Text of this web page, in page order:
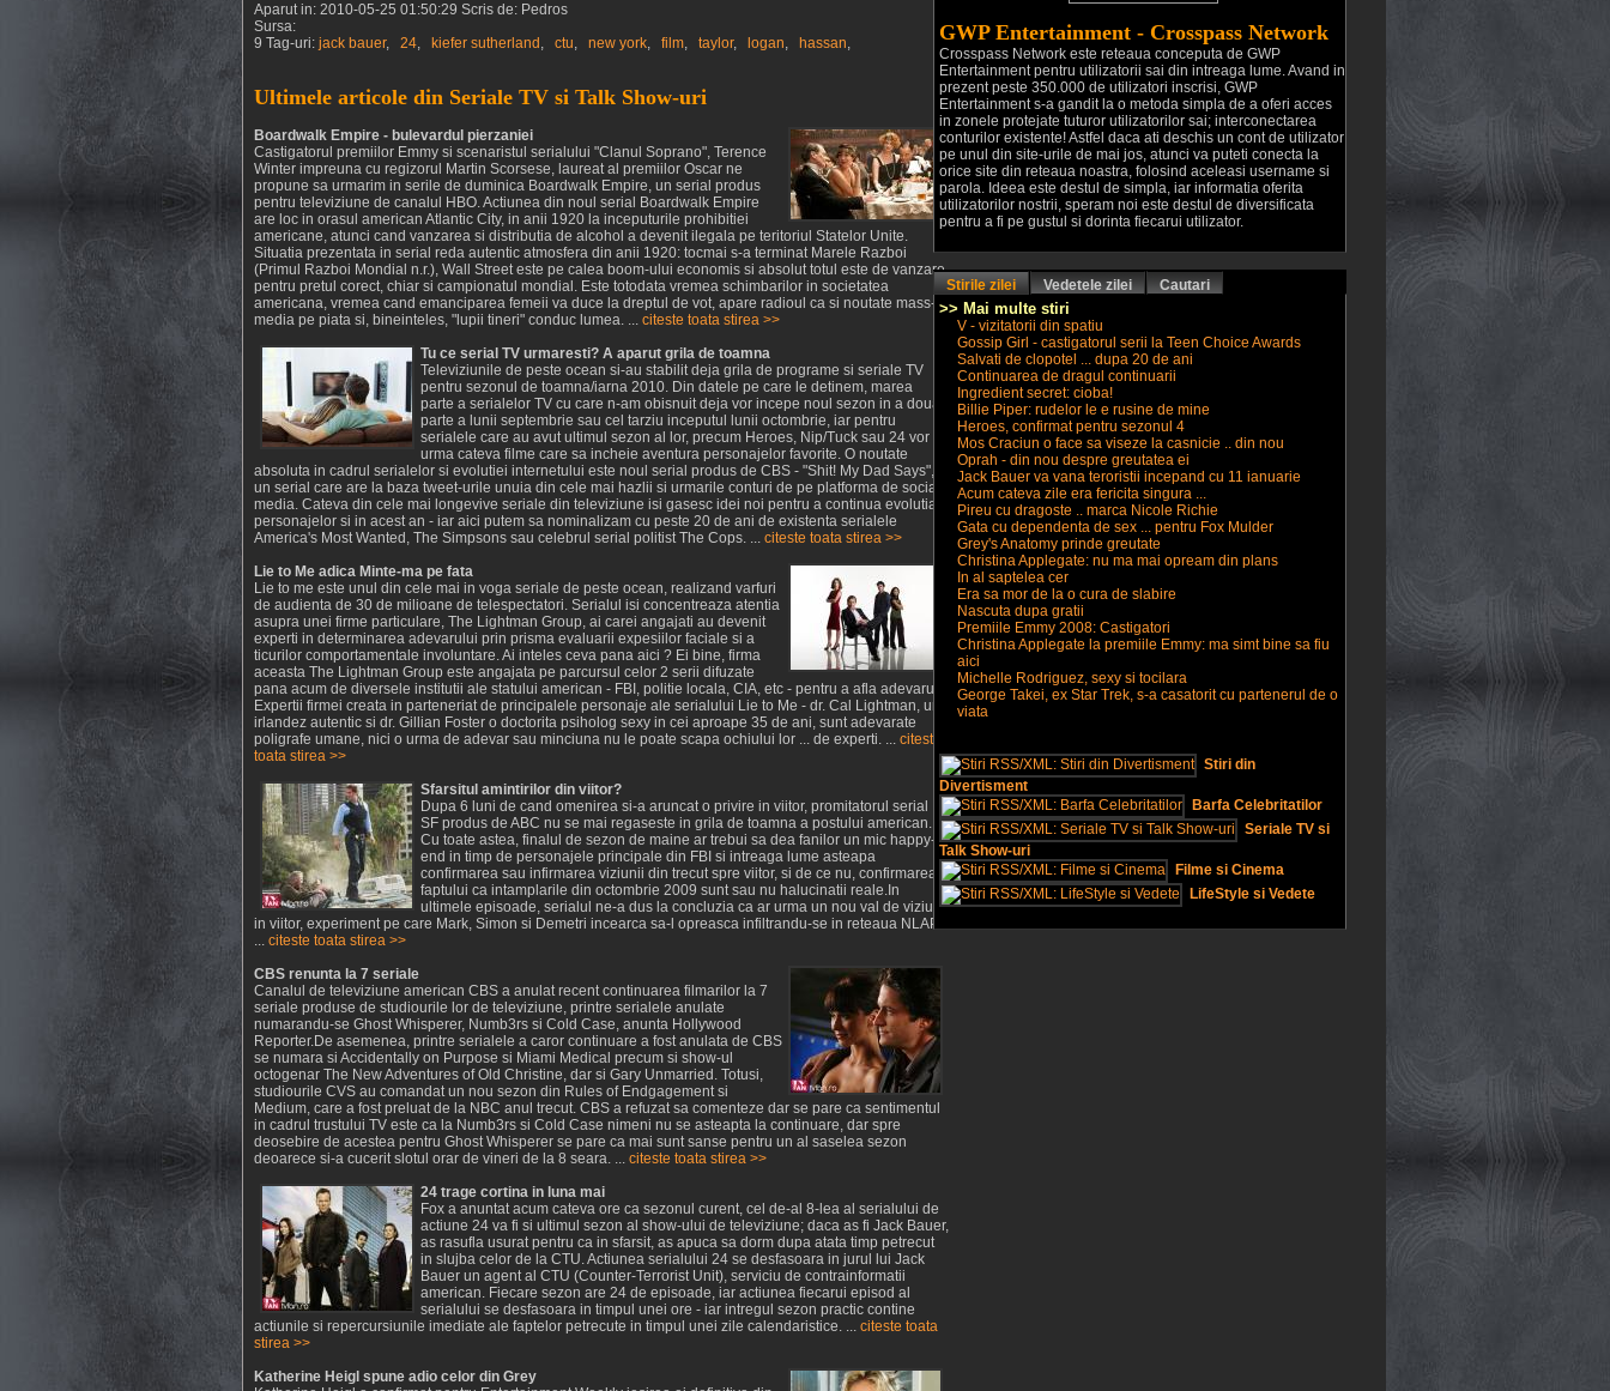
Aparut in: 2010-05-25 01:50:29 Scris de: Pedros
Sursa:
9 Tag-uri: jack bauer, 24, kiefer sutherland , ctu, new york, film, taylor, logan, hassan,
Ultimele articole din Seriale TV si Talk Show-uri
Boardwalk Empire - bulevardul pierzaniei
Castigatorul premiilor Emmy si scenaristul serialului "Clanul Soprano", Terence
Winter impreuna cu regizorul Martin Scorsese, laureat al premiilor Oscar ne
propune sa urmarim in serile de duminica Boardwalk Empire, un serial produs
pentru televiziune de canalul HBO. Actiunea din noul serial Boardwalk Empire
are loc in orasul american Atlantic City, in anii 1920 la inceputurile prohibitiei
americane, atunci cand vanzarea si distributia de alcohol a devenit ilegala pe teritoriul Statelor Unite.
Situatia prezentata in serial reda autentic atmosfera din anii 1920: tocmai s-a terminat Marele Razboi
(Primul Razboi Mondial n.r.), Wall Street este pe calea boom-ului economis si absolut totul este de vanzare,
pentru pretul corect, chiar si campionatul mondial. Este totodata vremea schimbarilor in societatea
americana, vremea cand emanciparea femeii va duce la dreptul de vot, apare radioul ca si noutate mass-
media pe piata si, bineinteles, "lupii tineri" conduc lumea. ... citeste toata stirea >>
Tu ce serial TV urmaresti? A aparut grila de toamna
Televiziunile de peste ocean si-au stabilit deja grila de programe si seriale TV
pentru sezonul de toamna/iarna 2010. Din datele pe care le detinem, marea
parte a serialelor TV cu care n-am obisnuit deja vor incepe noul sezon in a doua
parte a lunii septembrie sau cel tarziu inceputul lunii octombrie, iar pentru
serialele care au avut ultimul sezon al lor, precum Heroes, Nip/Tuck sau 24 vor
urma cateva filme care sa incheie aventura personajelor favorite. O noutate
absoluta in cadrul serialelor si evolutiei internetului este noul serial produs de CBS - "Shit! My Dad Says",
un serial care are la baza tweet-urile unuia din cele mai hazlii si urmarile conturi de pe platforma de social
media. Cateva din cele mai longevive seriale din televiziune isi gasesc idei noi pentru a continua evolutia
personajelor si in acest an - iar aici putem sa nominalizam cu peste 20 de ani de existenta serialele
America's Most Wanted, The Simpsons sau celebrul serial politist The Cops. ... citeste toata stirea >>
Lie to Me adica Minte-ma pe fata
Lie to me este unul din cele mai in voga seriale de peste ocean, realizand varfuri
de audienta de 30 de milioane de telespectatori. Serialul isi concentreaza atentia
asupra unei firme particulare, The Lightman Group, ai carei angajati au devenit
experti in determinarea adevarului prin prisma evaluarii expesiilor faciale si a
ticurilor comportamentale involuntare. Ai inteles ceva pana aici ? Ei bine, firma
aceasta The Lightman Group este angajata pe parcursul celor 2 serii difuzate
pana acum de diversele institutii ale statului american - FBI, politie locala, CIA, etc - pentru a afla adevarul.
Expertii firmei creata in parteneriat de principalele personaje ale serialului Lie to Me - dr. Cal Lightman, un
irlandez autentic si dr. Gillian Foster o doctorita psiholog sexy in cei aproape 35 de ani, sunt adevarate
poligrafe umane, nici o urma de adevar sau minciuna nu le poate scapa ochiului lor ... de experti. ... citeste
toata stirea >>
Sfarsitul amintirilor din viitor?
Dupa 6 luni de cand omenirea si-a aruncat o privire in viitor, promitatorul serial
SF produs de ABC nu se mai regaseste in grila de toamna a postului american.
Cu toate astea, finalul de sezon de maine ar trebui sa dea fanilor un mic happy-
end in timp de personajele principale din FBI si intreaga lume asteapa
confirmarea sau infirmarea viziunii din trecut spre viitor, si de ce nu, confirmarea
faptului ca intamplarile din octombrie 2009 sunt sau nu halucinatii reale.In
ultimele episoade, serialul ne-a dus la concluzia ca ar urma un nou val de viziuni
in viitor, experiment pe care Mark, Simon si Demetri incearca sa-l opreasca infiltrandu-se in reteaua NLAP.
... citeste toata stirea >>
CBS renunta la 7 seriale
Canalul de televiziune american CBS a anulat recent continuarea filmarilor la 7
seriale produse de studiourile lor de televiziune, printre serialele anulate
numarandu-se Ghost Whisperer, Numb3rs si Cold Case, anunta Hollywood
Reporter.De asemenea, printre serialele a caror continuare a fost anulata de CBS
se numara si Accidentally on Purpose si Miami Medical precum si show-ul
octogenar The New Adventures of Old Christine, dar si Gary Unmarried. Totusi,
studiourile CVS au comandat un nou sezon din Rules of Endgagement si
Medium, care a fost preluat de la NBC anul trecut. CBS a refuzat sa comenteze dar se pare ca sentimentul
in cadrul trustului TV este ca la Numb3rs si Cold Case nimeni nu se asteapta la continuare, dar spre
deosebire de acestea pentru Ghost Whisperer se pare ca mai sunt sanse pentru un al saselea sezon
deoarece si-a cucerit slotul orar de vineri de la 8 seara. ... citeste toata stirea >>
24 trage cortina in luna mai
Fox a anuntat acum cateva ore ca sezonul curent, cel de-al 8-lea al serialului de
actiune 24 va fi si ultimul sezon al show-ului de televiziune; daca as fi Jack Bauer,
as rasufla usurat pentru ca in sfarsit, as apuca sa dorm dupa atata timp petrecut
in slujba celor de la CTU. Actiunea serialului 24 se desfasoara in jurul lui Jack
Bauer un agent al CTU (Counter-Terrorist Unit), serviciu de contrainformatii
american. Fiecare sezon are 24 de episoade, iar actiunea fiecarui episod al
serialului se desfasoara in timpul unei ore - iar intregul sezon practic contine
actiunile si repercursiunile imediate ale faptelor petrecute in timpul unei zile calendaristice. ... citeste toata
stirea >>
Katherine Heigl spune adio celor din Grey
GWP Entertainment - Crosspass Network
Crosspass Network este reteaua conceputa de GWP
Entertainment pentru utilizatorii sai din intreaga lume. Avand in
prezent peste 350.000 de utilizatori inscrisi, GWP
Entertainment s-a gandit la o metoda simpla de a oferi acces
in zonele protejate tuturor utilizatorilor sai; interconectarea
conturilor existente! Astfel daca ati deschis un cont de utilizator
pe unul din site-urile de mai jos, atunci va puteti conecta la
orice site din reteaua noastra, folosind aceleasi username si
parola. Ideea este destul de simpla, iar informatia oferita
utilizatorilor nostrii, speram noi este destul de diversificata
pentru a fi pe gustul si dorinta fiecarui utilizator.
Stirile zilei Vedetele zilei Cautari
>> Mai multe stiri
V - vizitatorii din spatiu
Gossip Girl - castigatorul serii la Teen Choice Awards
Salvati de clopotel ... dupa 20 de ani
Continuarea de dragul continuarii
Ingredient secret: cioba!
Billie Piper: rudelor le e rusine de mine
Heroes, confirmat pentru sezonul 4
Mos Craciun o face sa viseze la casnicie .. din nou
Oprah - din nou despre greutatea ei
Jack Bauer va vana teroristii incepand cu 11 ianuarie
Acum cateva zile era fericita singura ...
Pireu cu dragoste .. marca Nicole Richie
Gata cu dependenta de sex ... pentru Fox Mulder
Grey's Anatomy prinde greutate
Christina Applegate: nu ma mai opream din plans
In al saptelea cer
Era sa mor de la o cura de slabire
Nascuta dupa gratii
Premiile Emmy 2008: Castigatori
Christina Applegate la premiile Emmy: ma simt bine sa fiu
aici
Michelle Rodriguez, sexy si tocilara
George Takei, ex Star Trek, s-a casatorit cu partenerul de o
viata
Stiri din
Divertisment
Barfa Celebritatilor
Seriale TV si
Talk Show-uri
Filme si Cinema
LifeStyle si Vedete